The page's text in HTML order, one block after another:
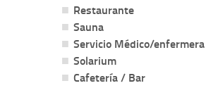
Restaurante
Sauna
Servicio Médico/enfermera
Solarium
Cafetería / Bar